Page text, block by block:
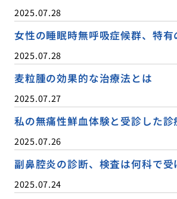
2025.07.28
女性の睡眠時無呼吸症候群、特有
2025.07.28
麦粒腫の効果的な治療法とは
2025.07.27
私の無痛性鮮血体験と受診した診
2025.07.26
副鼻腔炎の診断、検査は何科で受
2025.07.24